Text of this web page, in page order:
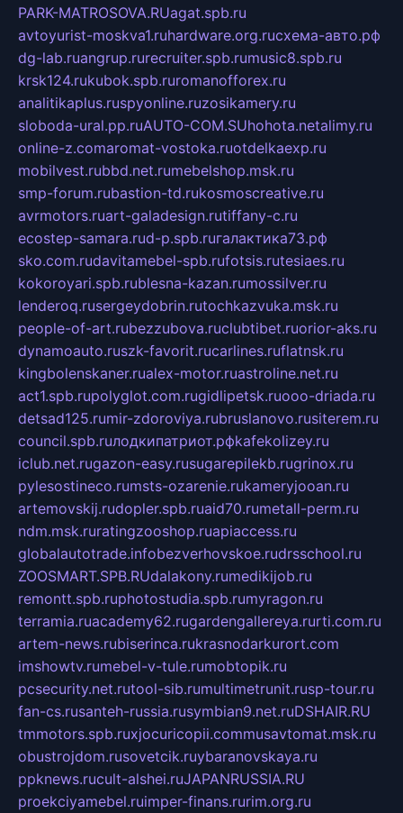
PARK-MATROSOVA.RUagat.spb.ru
avtoyurist-moskva1.ruhardware.org.ruсхема-авто.рф
dg-lab.ruangrup.rurecruiter.spb.rumusic8.spb.ru
krsk124.rukubok.spb.ruromanofforex.ru
analitikaplus.ruspyonline.ruzosikamery.ru
sloboda-ural.pp.ruAUTO-COM.SUhohota.netalimy.ru
online-z.comaromat-vostoka.ruotdelkaexp.ru
mobilvest.rubbd.net.rumebelshop.msk.ru
smp-forum.rubastion-td.rukosmoscreative.ru
avrmotors.ruart-galadesign.rutiffany-c.ru
ecostep-samara.rud-p.spb.ruгалактика73.рф
sko.com.rudavitamebel-spb.rufotsis.rutesiaes.ru
kokoroyari.spb.rublesna-kazan.rumossilver.ru
lenderoq.rusergeydobrin.rutochkazvuka.msk.ru
people-of-art.rubezzubova.ruclubtibet.ruorior-aks.ru
dynamoauto.ruszk-favorit.rucarlines.ruflatnsk.ru
kingbolenskaner.rualex-motor.ruastroline.net.ru
act1.spb.rupolyglot.com.rugidlipetsk.ruooo-driada.ru
detsad125.rumir-zdoroviya.rubruslanovo.rusiterem.ru
council.spb.ruлодкипатриот.рфkafekolizey.ru
iclub.net.rugazon-easy.rusugarepilekb.rugrinox.ru
pylesostineco.rumsts-ozarenie.rukameryjooan.ru
artemovskij.rudopler.spb.ruaid70.rumetall-perm.ru
ndm.msk.ruratingzooshop.ruapiaccess.ru
globalautotrade.infobezverhovskoe.rudrsschool.ru
ZOOSMART.SPB.RUdalakony.rumedikijob.ru
remontt.spb.ruphotostudia.spb.rumyragon.ru
terramia.ruacademy62.rugardengallereya.rurti.com.ru
artem-news.rubiserinca.rukrasnodarkurort.com
imshowtv.rumebel-v-tule.rumobtopik.ru
pcsecurity.net.rutool-sib.rumultimetrunit.rusp-tour.ru
fan-cs.rusanteh-russia.rusymbian9.net.ruDSHAIR.RU
tmmotors.spb.ruxjocuricopii.commusavtomat.msk.ru
obustrojdom.rusovetcik.ruybaranovskaya.ru
ppknews.rucult-alshei.ruJAPANRUSSIA.RU
proekciyamebel.ruimper-finans.rurim.org.ru